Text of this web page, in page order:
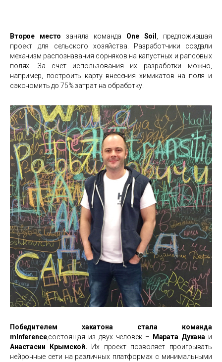
Второе место заняла команда One Soil
, предложившая
проект для сельского хозяйства. Разработчики создали
механизм распознавания сорняков на капустных и рапсовых
полях. За счет использования их разработки можно,
например, построить карту внесения химикатов на поля и
сэкономить до 75% затрат на обработку.
Победителем хакатона стала команда
mInference,состоящая из двух человек – Марата Духана и
Анастасии Крымской. Их проект позволяет проигрывать
нейронные сети на различных платформах с минимальными